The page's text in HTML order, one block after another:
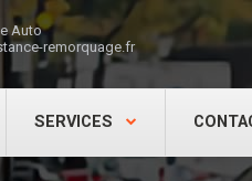
Auto
remorquage.fr
SERVICES